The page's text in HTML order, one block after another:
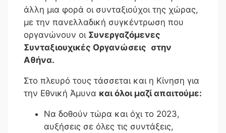
άλλη μια φορά οι συνταξιούχοι της χώρας,
με την πανελλαδική συγκέντρωση που
οργανώνουν οι Συνεργαζόμενες
Συνταξιουχικές Οργανώσεις στην
Αθήνα.
Στο πλευρό τους τάσσεται και η Κίνηση για
την Εθνική Άμυνα και όλοι μαζί απαιτούμε:
Να δοθούν τώρα και όχι το 2023,
αυξήσεις σε όλες τις συντάξεις,